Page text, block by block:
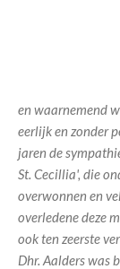
en waarnemend
eerlijk en zonder
jaren de
St. Cecillia', die
overwonnen en
overledene deze
ook ten zeerste
Dhr. Aalders was